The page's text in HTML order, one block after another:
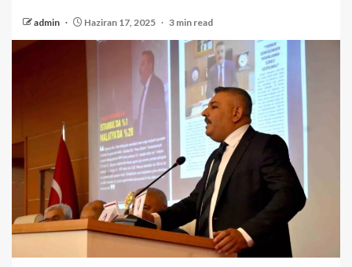
admin Haziran 17, 2025 3 min read